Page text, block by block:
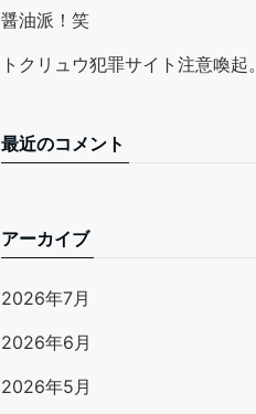
醤油派！笑
トクリュウ犯罪サイト注意喚起。
最近のコメント
アーカイブ
2026年7月
2026年6月
2026年5月